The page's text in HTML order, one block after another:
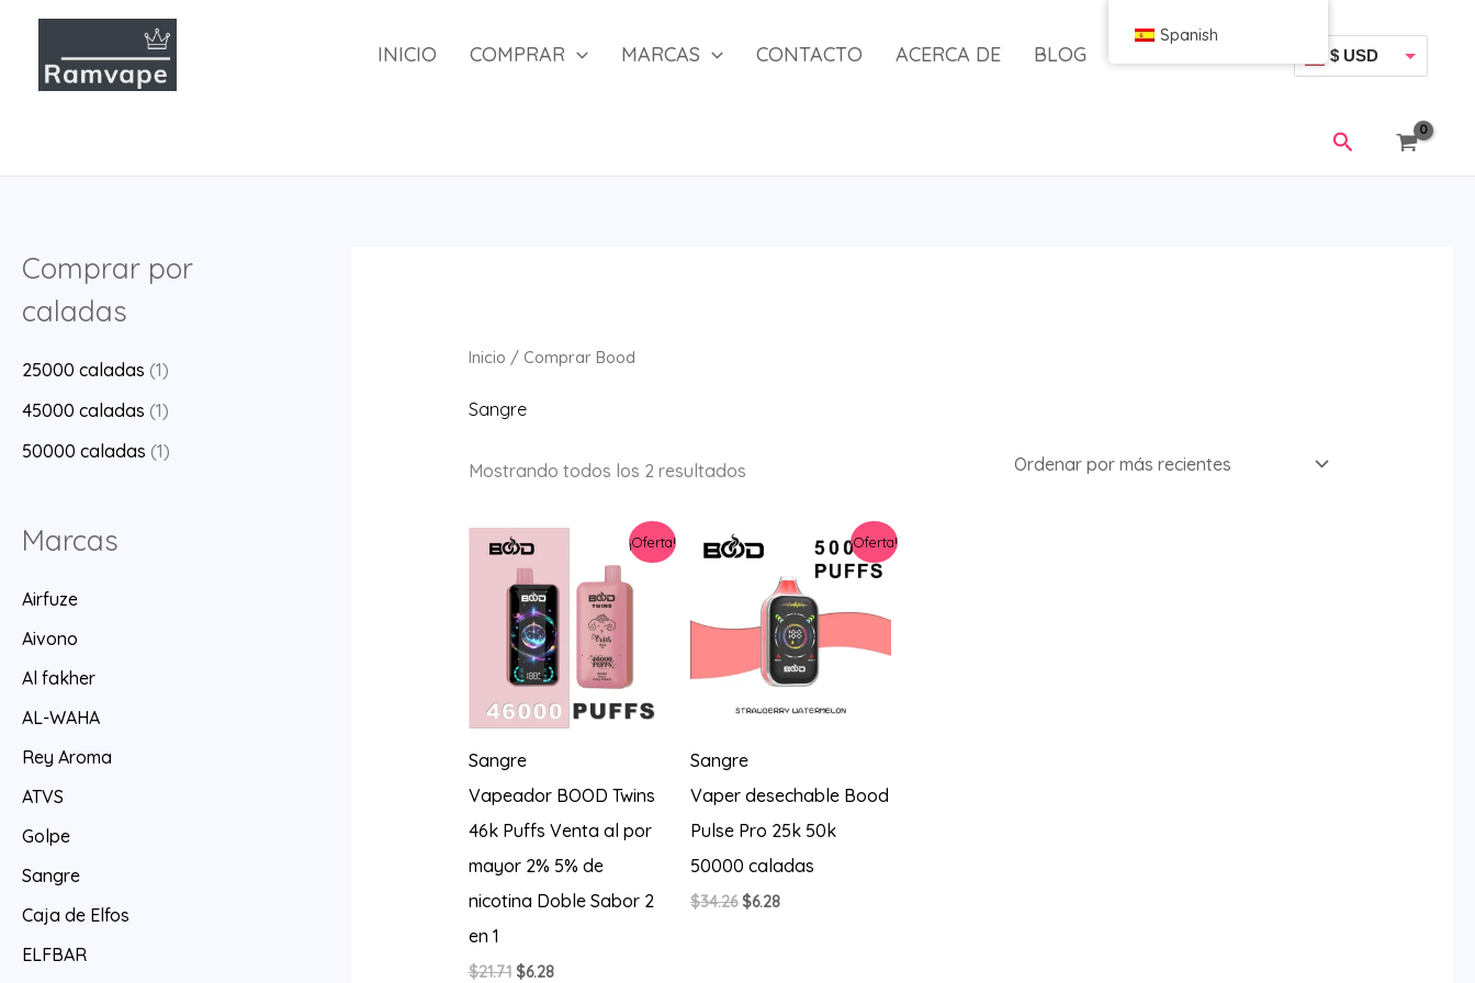
Saltar
contenido
INICIO COMPRAR MARCAS CONTACTO ACERCA DE BLOG $ USD
Buscar
Comprar por
caladas
25000 caladas (1)
45000 caladas (1)
50000 caladas (1)
Marcas
Airfuze
Aivono
Al fakher
AL-WAHA
Rey Aroma
ATVS
Golpe
Sangre
Caja de Elfos
ELFBAR
Inicio / ComprarBood
Sangre
Mostrando todos los 2 resultadosOrdenado
reciente
¡Oferta!
Sangre
Vapeador BOOD Twins
46k Puffs Venta al por
mayor 2% 5% de
nicotina Doble Sabor 2
en 1
$21.71 El
$6.28El
¡Oferta!
Sangre
Vaper desechable Bood
Pulse Pro 25k 50k
50000 caladas
$34.26 El
$6.28El
Spanish